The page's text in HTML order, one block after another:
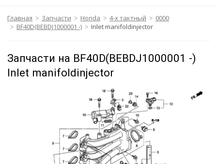
Главная Запчасти Honda 4-х тактный
0000
BF40D(BEBDJ1000001 -)
Inlet manifoldinjector
Запчасти на BF40D(BEBDJ1000001 -)
Inlet manifoldinjector